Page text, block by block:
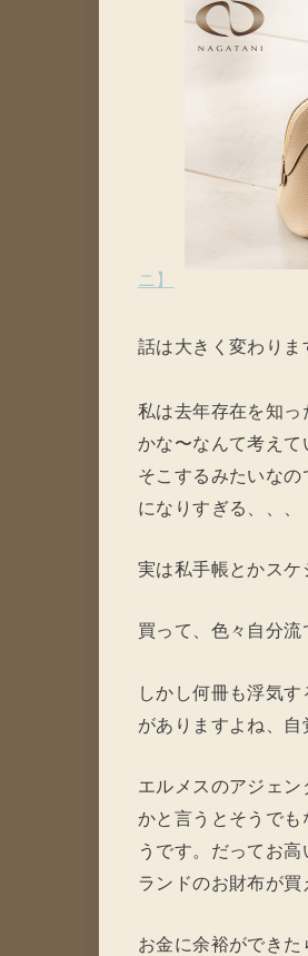
ニ】
話は大きく変わりま
私は去年存在を知
かな〜なんて考え
そこするみたいな
になりすぎる、、、
実は私手帳とかス
買って、色々自分流
しかし何冊も浮気
がありますよね、自
エルメスのアジェ
かと言うとそうで
うです。だってお高
ランドのお財布が
お金に余裕ができた